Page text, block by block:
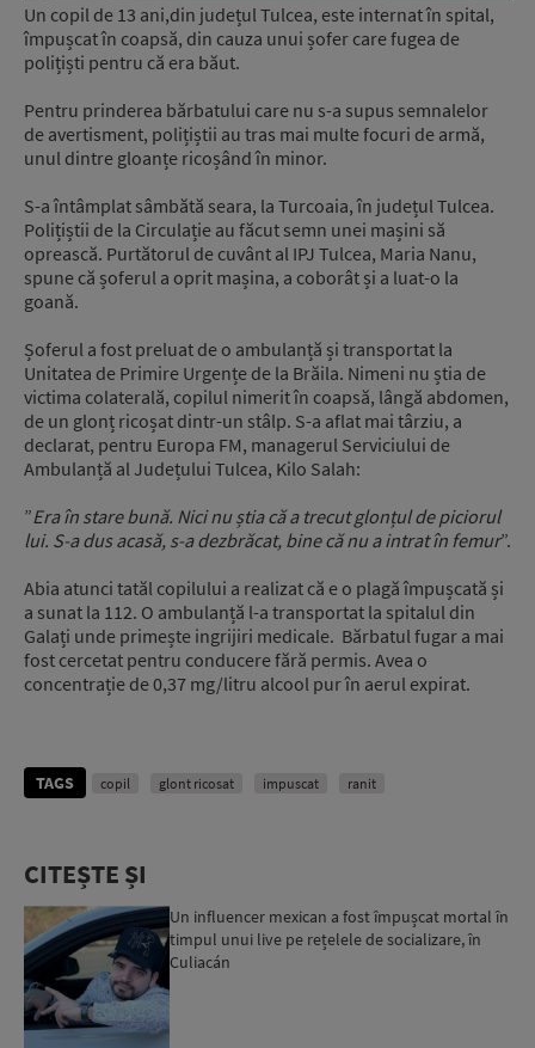
Un copil de 13 ani,din județul Tulcea, este internat în spital,
împușcat în coapsă, din cauza unui șofer care fugea de
polițiști pentru că era băut.
Pentru prinderea bărbatului care nu s-a supus semnalelor
de avertisment, polițiștii au tras mai multe focuri de armă,
unul dintre gloanțe ricoșând în minor.
S-a întâmplat sâmbătă seara, la Turcoaia, în județul Tulcea.
Polițiștii de la Circulație au făcut semn unei mașini să
oprească. Purtătorul de cuvânt al IPJ Tulcea, Maria Nanu,
spune că șoferul a oprit mașina, a coborât și a luat-o la
goană.
Șoferul a fost preluat de o ambulanță și transportat la
Unitatea de Primire Urgențe de la Brăila. Nimeni nu știa de
victima colaterală, copilul nimerit în coapsă, lângă abdomen,
de un glonț ricoșat dintr-un stâlp. S-a aflat mai târziu, a
declarat, pentru Europa FM, managerul Serviciului de
Ambulanță al Județului Tulcea, Kilo Salah:
”Era în stare bună. Nici nu știa că a trecut glonțul de piciorul
lui. S-a dus acasă, s-a dezbrăcat, bine că nu a intrat în femur”.
Abia atunci tatăl copilului a realizat că e o plagă împușcată și
a sunat la 112. O ambulanță l-a transportat la spitalul din
Galați unde primește ingrijiri medicale. Bărbatul fugar a mai
fost cercetat pentru conducere fără permis. Avea o
concentrație de 0,37 mg/litru alcool pur în aerul expirat.
TAGS copil glont ricosat impuscat ranit
CITEȘTE ȘI
Un influencer mexican a fost împușcat mortal în
timpul unui live pe rețelele de socializare, în
Culiacán